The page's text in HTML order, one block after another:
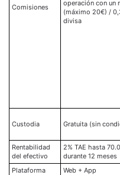
Comisiones
operación con un
(máximo 20€) /
divisa
Custodia Gratuita (sin
Rentabilidad
del efectivo
2% TAE hasta
durante 12 meses
Plataforma
Web + App